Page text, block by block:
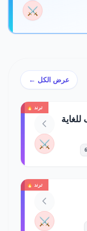
⚔️
عرض الكل ←
ترند 🔥
⚔️
ترند 🔥
⚔️